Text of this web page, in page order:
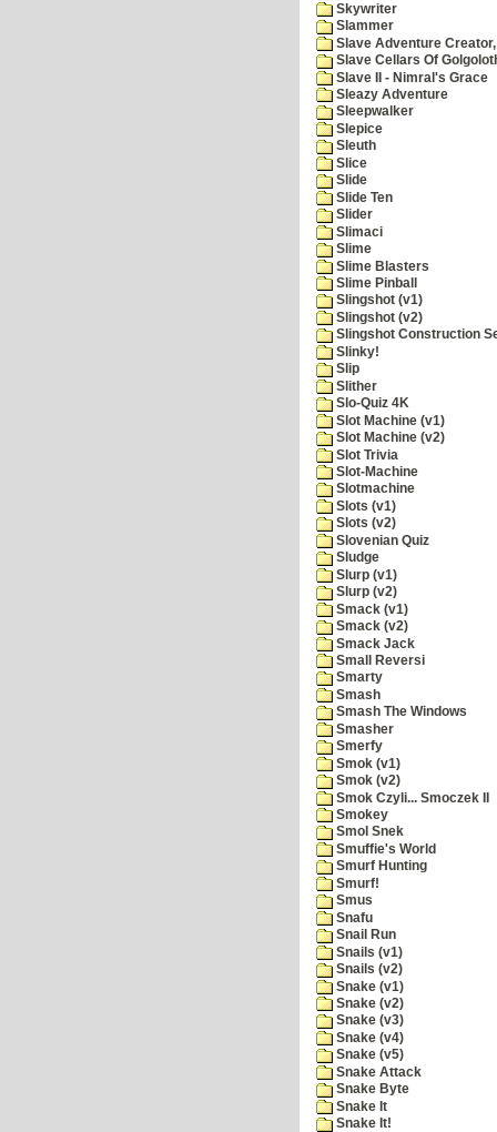
Skywriter
Slammer
Slave Adventure Creator,
Slave Cellars Of
Slave II - Nimral's Grace
Sleazy Adventure
Sleepwalker
Slepice
Sleuth
Slice
Slide
Slide Ten
Slider
Slimaci
Slime
Slime Blasters
Slime Pinball
Slingshot (v1)
Slingshot (v2)
Slingshot Construction
Slinky!
Slip
Slither
Slo-Quiz 4K
Slot Machine (v1)
Slot Machine (v2)
Slot Trivia
Slot-Machine
Slotmachine
Slots (v1)
Slots (v2)
Slovenian Quiz
Sludge
Slurp (v1)
Slurp (v2)
Smack (v1)
Smack (v2)
Smack Jack
Small Reversi
Smarty
Smash
Smash The Windows
Smasher
Smerfy
Smok (v1)
Smok (v2)
Smok Czyli... Smoczek II
Smokey
Smol Snek
Smuffie's World
Smurf Hunting
Smurf!
Smus
Snafu
Snail Run
Snails (v1)
Snails (v2)
Snake (v1)
Snake (v2)
Snake (v3)
Snake (v4)
Snake (v5)
Snake Attack
Snake Byte
Snake It
Snake It!